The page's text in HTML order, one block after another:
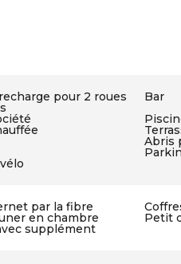
pour 2 roues
Bar
Abris
par la fibre
en chambre Petit
supplément